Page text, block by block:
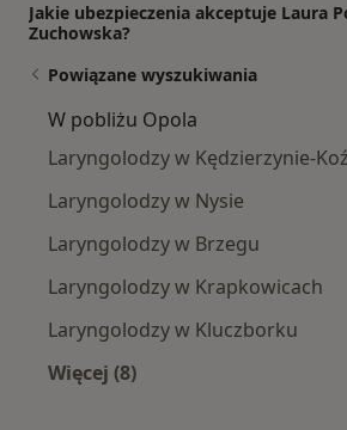
Jakie ubezpieczenia akceptuje Laura
Zuchowska?
Powiązane wyszukiwania
W pobliżu Opola
Laryngolodzy w Kędzierzynie-
Laryngolodzy w Nysie
Laryngolodzy w Brzegu
Laryngolodzy w Krapkowicach
Laryngolodzy w Kluczborku
Więcej (8)